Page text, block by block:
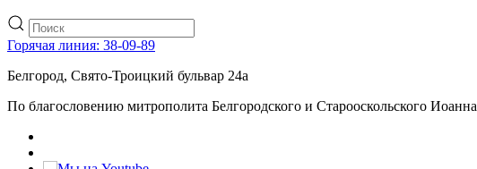
Горячая линия: 38-09-89
Белгород, Свято-Троицкий бульвар 24а
По благословению митрополита Белгородского и Старооскольского Иоанна